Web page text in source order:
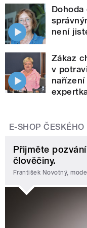
není
Zákaz
v
E-SHOP
Přijměte
člověčiny.
František Novotný,